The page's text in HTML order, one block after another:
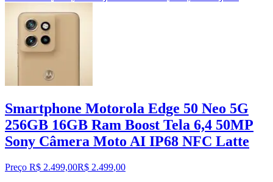
Smartphone Motorola Edge 50 Neo 5G
256GB 16GB Ram Boost Tela 6,4 50MP
Sony Câmera Moto AI IP68 NFC Latte
Preço R$ 2.499,00R$ 2.499,00